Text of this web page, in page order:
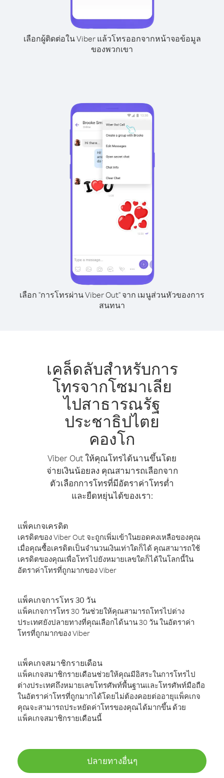
เลือกผู้ติดต่อใน Viber แล้วโทรออกจากหน้าจอข้อมูล
ของพวกเขา
เลือก "การโทรผ่าน Viber Out" จาก เมนูส่วนหัวของการ
สนทนา
เคล็ดลับสำหรับการ
โทรจากโซมาเลีย
ไปสาธารณรัฐ
ประชาธิปไตย
คองโก
Viber Out ให้คุณโทรได้นานขึ้นโดย
จ่ายเงินน้อยลง คุณสามารถเลือกจาก
ตัวเลือกการโทรที่มีอัตราค่าโทรต่ำ
และยืดหยุ่นได้ของเรา:
แพ็คเกจเครดิต
เครดิตของ Viber Out จะถูกเพิ่มเข้าในยอดคงเหลือของคุณ
เมื่อคุณซื้อเครดิตเป็นจำนวนเงินเท่าใดก็ได้ คุณสามารถใช้
เครดิตของคุณเพื่อโทรไปยังหมายเลขใดก็ได้ในโลกนี้ใน
อัตราค่าโทรที่ถูกมากของ Viber
แพ็คเกจการโทร 30 วัน
แพ็คเกจการโทร 30 วันช่วยให้คุณสามารถโทรไปต่าง
ประเทศยังปลายทางที่คุณเลือกได้นาน 30 วัน ในอัตราค่า
โทรที่ถูกมากของ Viber
แพ็คเกจสมาชิกรายเดือน
แพ็คเกจสมาชิกรายเดือนช่วยให้คุณมีอิสระในการโทรไป
ต่างประเทศถึงหมายเลขโทรศัพท์พื้นฐานและโทรศัพท์มือถือ
ในอัตราค่าโทรที่ถูกมากได้โดยไม่ต้องคอยต่ออายุแพ็คเกจ
คุณจะสามารถประหยัดค่าโทรของคุณได้มากขึ้น ด้วย
แพ็คเกจสมาชิกรายเดือนนี้
ปลายทางอื่นๆ